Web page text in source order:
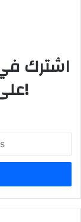
اشترك في
على التحديثات الجديدة!